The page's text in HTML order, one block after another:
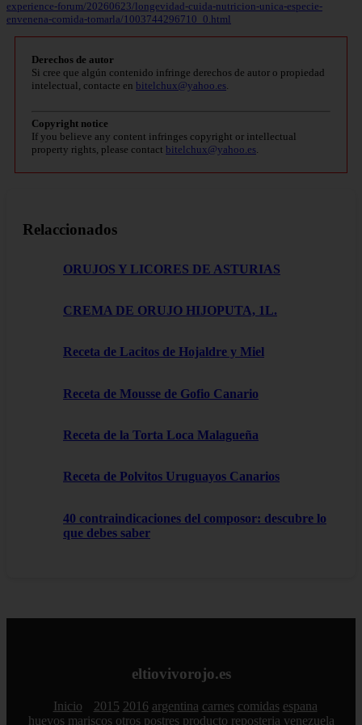
experience-forum/20260623/longevidad-cuida-nutricion-unica-especie-
envenena-comida-tomarla/1003744296710_0.html
Derechos de autor
Si cree que algún contenido infringe derechos de autor o propiedad
intelectual, contacte en bitelchux@yahoo.es.
Copyright notice
If you believe any content infringes copyright or intellectual
property rights, please contact bitelchux@yahoo.es.
Relaccionados
ORUJOS Y LICORES DE ASTURIAS
CREMA DE ORUJO HIJOPUTA, 1L.
Receta de Lacitos de Hojaldre y Miel
Receta de Mousse de Gofio Canario
Receta de la Torta Loca Malagueña
Receta de Polvitos Uruguayos Canarios
40 contraindicaciones del composor: descubre lo
que debes saber
eltiovivorojo.es
Inicio 2015 2016 argentina carnes comidas espana
huevos mariscos otros postres producto reposteria venezuela